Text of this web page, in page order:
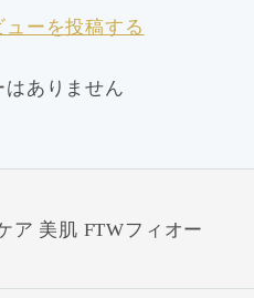
ーを投稿する
はありません
ア 美肌 FTWフィオー